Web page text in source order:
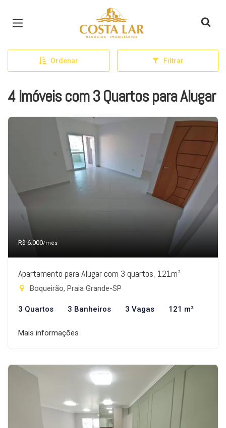
Página inicial
Ordenar Filtrar
4 Imóveis com 3 Quartos para Alugar
R$ 6.000/mês
Apartamento para Alugar com 3 quartos, 121m²
Boqueirão, Praia Grande-SP
3 Quartos 3 Banheiros 3 Vagas 121 m²
Mais informações